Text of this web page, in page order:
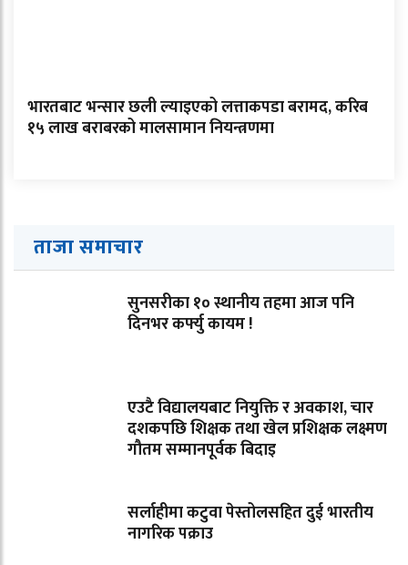
भारतबाट भन्सार छली ल्याइएको लत्ताकपडा बरामद, करिब
१५ लाख बराबरको मालसामान नियन्त्रणमा
ताजा समाचार
सुनसरीका १० स्थानीय तहमा आज पनि
दिनभर कर्फ्यु कायम !
एउटै विद्यालयबाट नियुक्ति र अवकाश, चार
दशकपछि शिक्षक तथा खेल प्रशिक्षक लक्ष्मण
गौतम सम्मानपूर्वक बिदाइ
सर्लाहीमा कटुवा पेस्तोलसहित दुई भारतीय
नागरिक पक्राउ